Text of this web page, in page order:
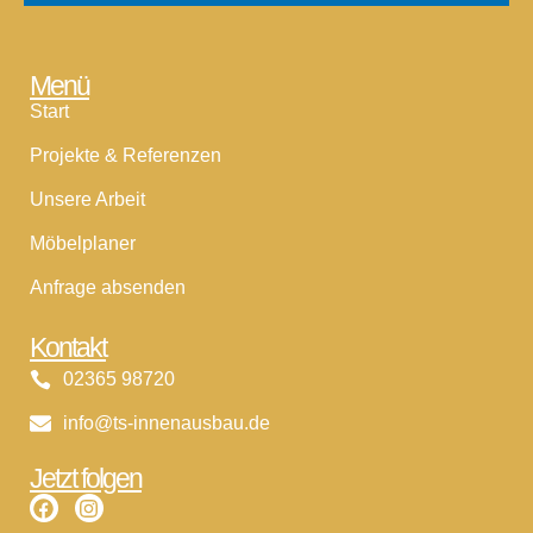
Menü
Start
Projekte & Referenzen
Unsere Arbeit
Möbelplaner
Anfrage absenden
Kontakt
02365 98720
info@ts-innenausbau.de
Jetzt folgen